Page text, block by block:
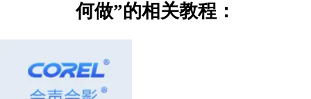
何做”的相关教程：